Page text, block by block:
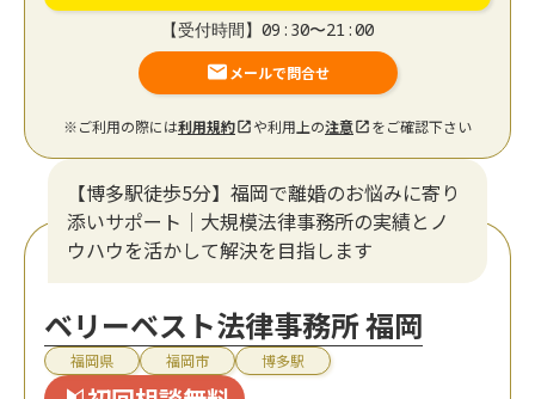
【受付時間】09:30〜21:00
メールで問合せ
※ご利用の際には利用規約 や利用上の注意 をご確認下さい
【博多駅徒歩5分】福岡で離婚のお悩みに寄り
添いサポート｜大規模法律事務所の実績とノ
ウハウを活かして解決を目指します
ベリーベスト法律事務所 福岡
福岡県 福岡市 博多駅